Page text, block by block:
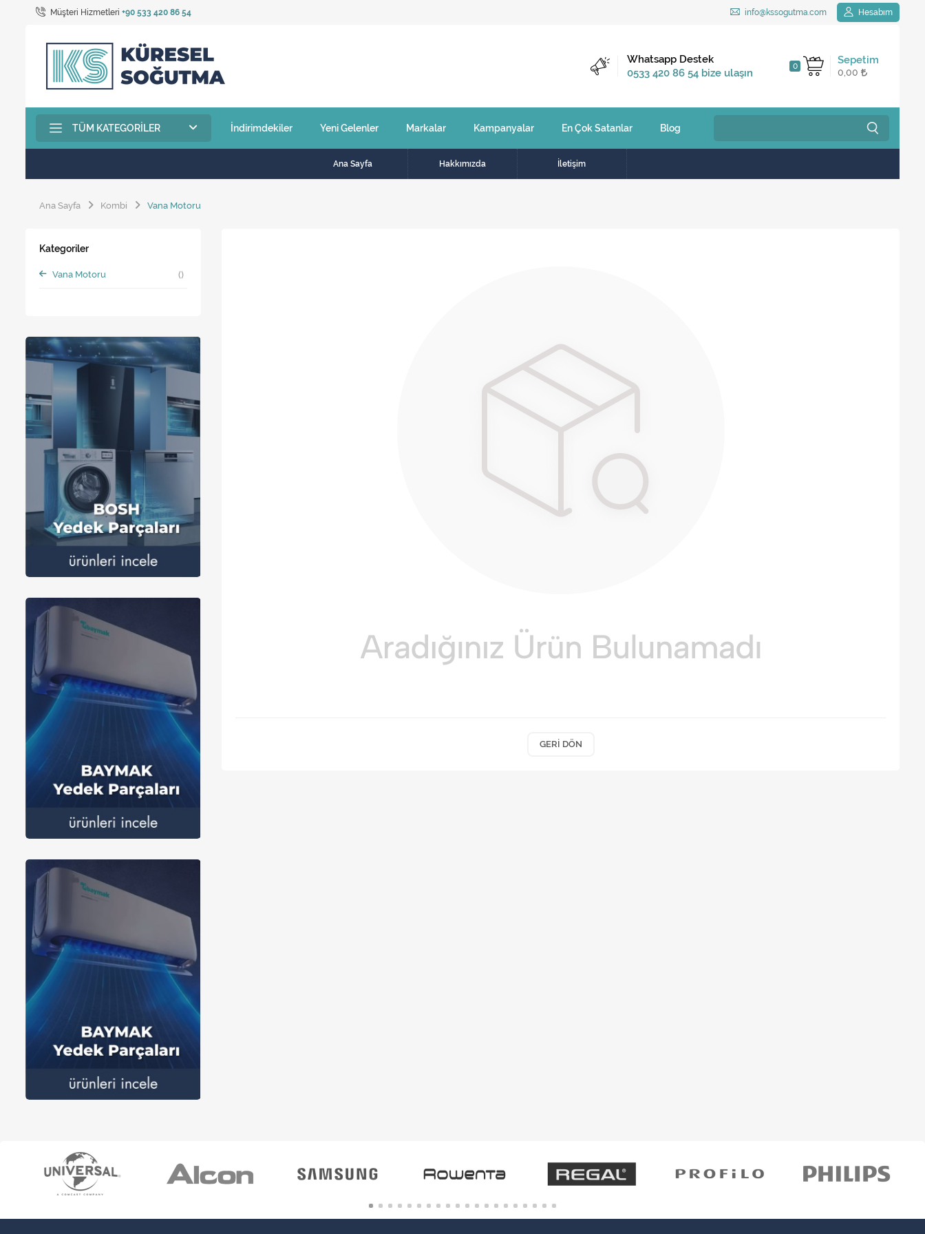
Müşteri Hizmetleri +90 533 420 86 54 info@kssogutma.com Hesabım
Sepetim
0
0,00
Kargo Bedava
2.500 TL ve üzeri
Whatsapp Destek
0533 420 86 54 bize ulaşın
TÜM KATEGORILER İndirimdekiler Yeni Gelenler Markalar Kampanyalar En Çok Satanlar Blog
Ana Sayfa Hakkımızda İletişim
Ana Sayfa Kombi Vana Motoru
GERI DÖN
Kategoriler
Vana Motoru ()